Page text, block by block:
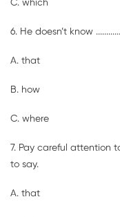
C. which
6. He doesn’t know
A. that
B. how
C. where
7. Pay careful attention to
to say.
A. that